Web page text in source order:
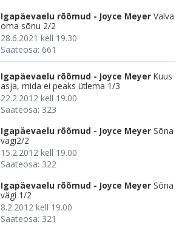
Igapäevaelu rõõmud - Joyce Meyer Valva
oma sõnu 2/2
28.6.2021 kell 19.30
Saateosa: 661
Igapäevaelu rõõmud - Joyce Meyer Kuus
asja, mida ei peaks ütlema 1/3
22.2.2012 kell 19.00
Saateosa: 323
Igapäevaelu rõõmud - Joyce Meyer Sõna
vägi2/2
15.2.2012 kell 19.00
Saateosa: 322
Igapäevaelu rõõmud - Joyce Meyer Sõna
vägi 1/2
8.2.2012 kell 19.00
Saateosa: 321